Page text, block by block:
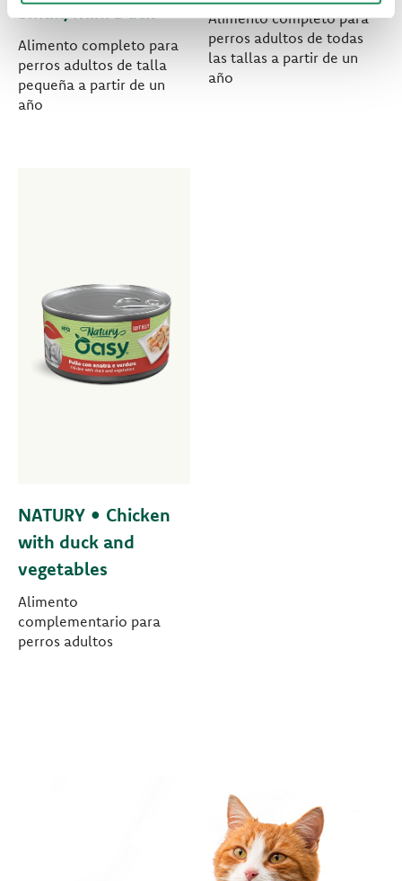
Small/Mini Duck
Alimento completo para
perros adultos de talla
pequeña a partir de un
año
Alimento completo para
perros adultos de todas
las tallas a partir de un
año
NATURY • Chicken
with duck and
vegetables
Alimento
complementario para
perros adultos